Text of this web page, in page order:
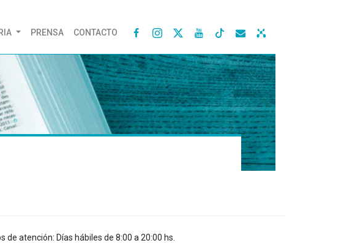
PRENSA CONTACTO    
de atención: Días hábiles de 8:00 a 20:00 hs.